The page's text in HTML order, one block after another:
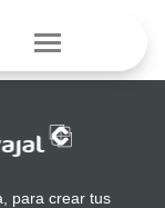
para crear tus